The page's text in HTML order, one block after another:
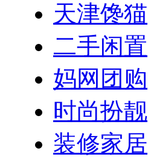
天津馋猫
二手闲置
妈网团购
时尚扮靓
装修家居